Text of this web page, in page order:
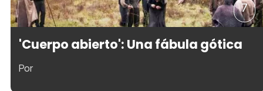
7
'Cuerpo abierto': Una fábula gótica
Por